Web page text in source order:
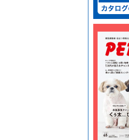
◆劇)ｲｿﾌﾙﾗﾝ吸入麻酔
液｢VTRS｣ ｳﾞｨｱﾄﾘｽ...